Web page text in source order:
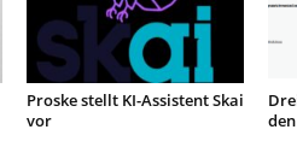
Proske stellt KI-Assistent Skai
vor